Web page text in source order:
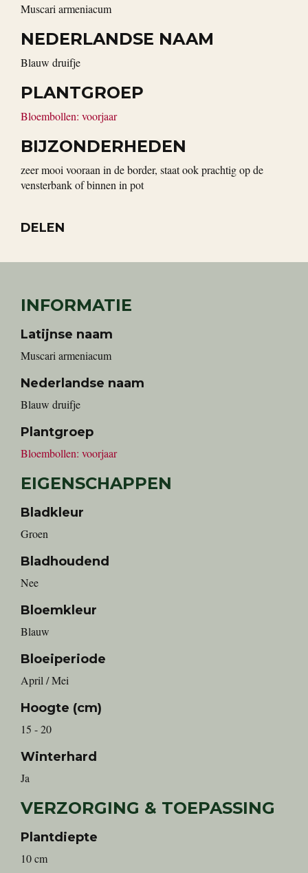
Muscari armeniacum
NEDERLANDSE NAAM
blauw druifje
PLANTGROEP
Bloembollen: voorjaar
BIJZONDERHEDEN
zeer mooi vooraan in de border, staat ook prachtig op de
vensterbank of binnen in pot
DELEN
INFORMATIE
Latijnse naam
Muscari armeniacum
Nederlandse naam
blauw druifje
Plantgroep
Bloembollen: voorjaar
EIGENSCHAPPEN
Bladkleur
Groen
Bladhoudend
Nee
Bloemkleur
Blauw
Bloeiperiode
April / Mei
Hoogte (cm)
15 - 20
Winterhard
Ja
VERZORGING & TOEPASSING
Plantdiepte
10 cm